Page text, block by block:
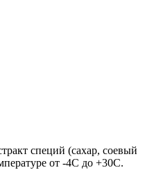
специй (сахар, соевый
от -4С до +30С.